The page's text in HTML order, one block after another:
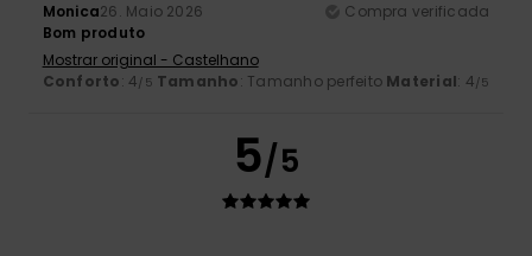
Monica26. Maio 2026
Compra verificada
Bom produto
Mostrar original - Castelhano
Conforto: 4/5 Tamanho: Tamanho perfeito Material: 4/5
5/5